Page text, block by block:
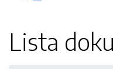
Lista